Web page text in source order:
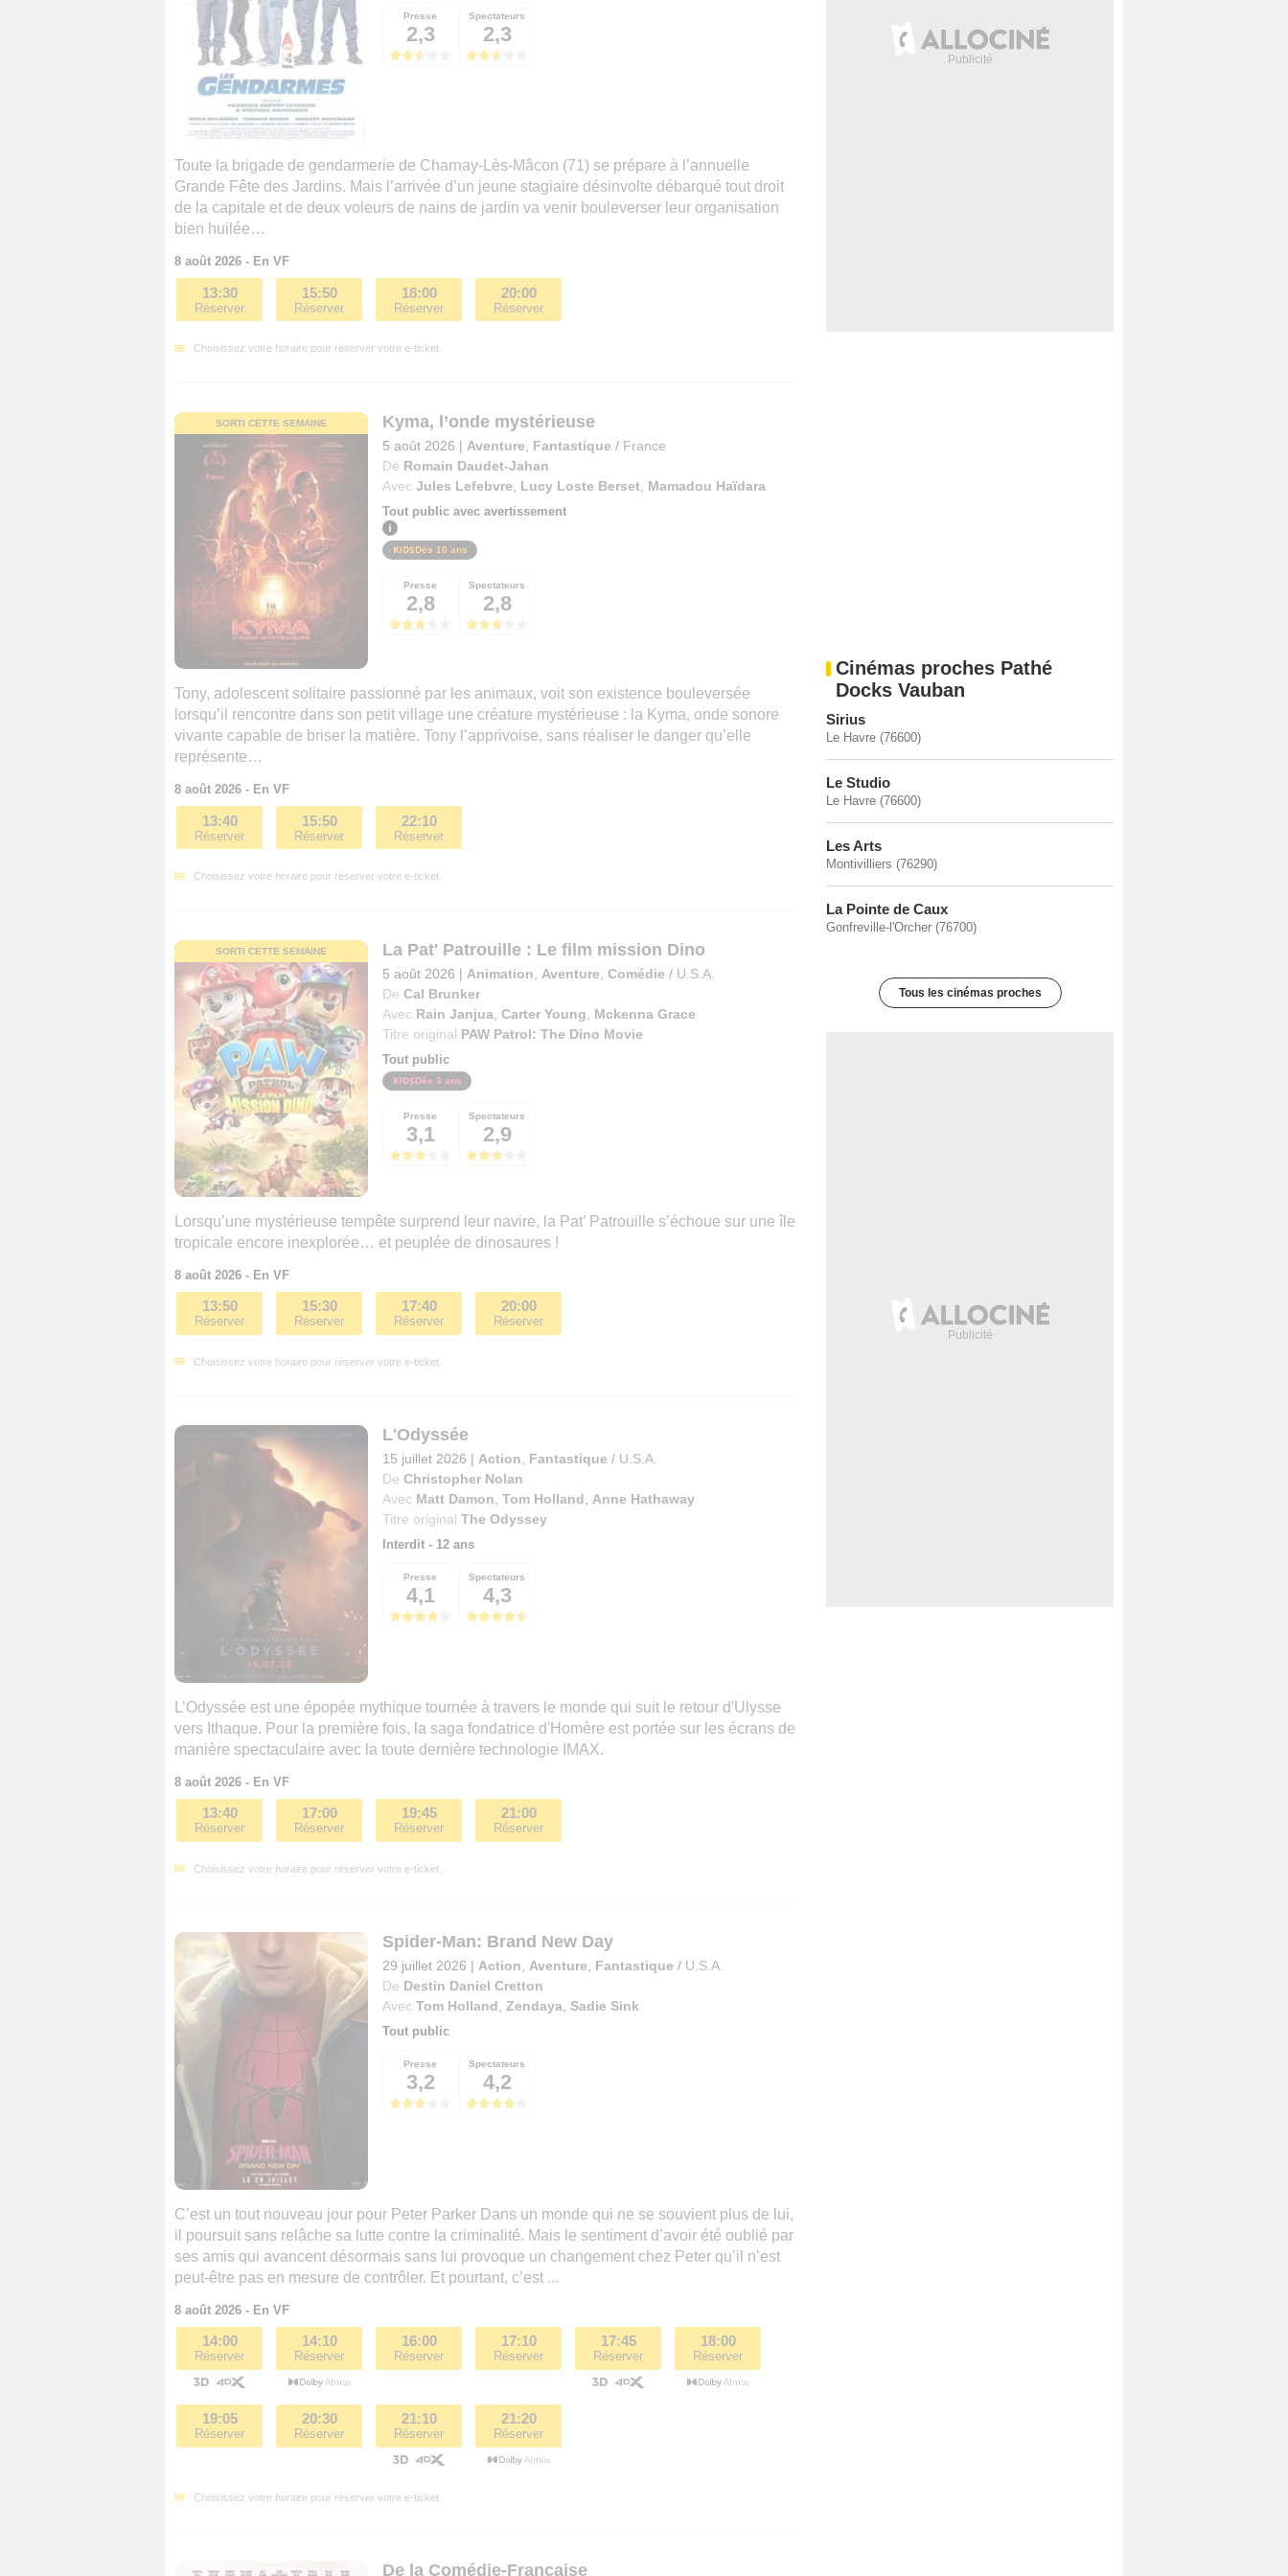
Presse
2,3
Spectateurs
2,3
Toute la brigade de gendarmerie de Charnay-Lès-Mâcon (71) se prépare à l’annuelle
Grande Fête des Jardins. Mais l’arrivée d’un jeune stagiaire désinvolte débarqué tout droit
de la capitale et de deux voleurs de nains de jardin va venir bouleverser leur organisation
bien huilée…
8 août 2026 - En VF
13:30
Réserver
15:50
Réserver
18:00
Réserver
20:00
Réserver
Choisissez votre horaire pour réserver votre e-ticket.
SORTI CETTE SEMAINE Kyma, l’onde mystérieuse
5 août 2026 | Aventure Fantastique / France
De Romain Daudet-Jahan
Avec Jules Lefebvre Lucy Loste Berset, Mamadou Haïdara
Tout public avec avertissement
Dès 10 ans
Presse
2,8
Spectateurs
2,8
Tony, adolescent solitaire passionné par les animaux, voit son existence bouleversée
lorsqu’il rencontre dans son petit village une créature mystérieuse : la Kyma, onde sonore
vivante capable de briser la matière. Tony l’apprivoise, sans réaliser le danger qu’elle
représente…
8 août 2026 - En VF
13:40
Réserver
15:50
Réserver
22:10
Réserver
Choisissez votre horaire pour réserver votre e-ticket.
SORTI CETTE SEMAINE La Pat' Patrouille : Le film mission Dino
5 août 2026 | Animation Aventure Comédie / U.S.A.
De Cal Brunker
Avec Rain Janjua Carter Young
Mckenna Grace
Titre original PAW Patrol: The Dino Movie
Tout public
Dès 3 ans
Presse
3,1
Spectateurs
2,9
Lorsqu’une mystérieuse tempête surprend leur navire, la Pat’ Patrouille s’échoue sur une île
tropicale encore inexplorée… et peuplée de dinosaures !
8 août 2026 - En VF
13:50
Réserver
15:30
Réserver
17:40
Réserver
20:00
Réserver
Choisissez votre horaire pour réserver votre e-ticket.
L'Odyssée
15 juillet 2026 | Action, Fantastique / U.S.A.
De Christopher Nolan
Avec Matt Damon, Tom Holland, Anne Hathaway
Titre original The Odyssey
Interdit - 12 ans
Presse
4,1
Spectateurs
4,3
L’Odyssée est une épopée mythique tournée à travers le monde qui suit le retour d'Ulysse
vers Ithaque. Pour la première fois, la saga fondatrice d'Homère est portée sur les écrans de
manière spectaculaire avec la toute dernière technologie IMAX.
8 août 2026 - En VF
13:40
Réserver
17:00
Réserver
19:45
Réserver
21:00
Réserver
Choisissez votre horaire pour réserver votre e-ticket.
Spider-Man: Brand New Day
29 juillet 2026 | Action, Aventure, Fantastique / U.S.A.
De Destin Daniel Cretton
Avec Tom Holland, Zendaya, Sadie Sink
Tout public
Presse
3,2
Spectateurs
4,2
C’est un tout nouveau jour pour Peter Parker Dans un monde qui ne se souvient plus de lui,
il poursuit sans relâche sa lutte contre la criminalité. Mais le sentiment d’avoir été oublié par
ses amis qui avancent désormais sans lui provoque un changement chez Peter qu’il n’est
peut-être pas en mesure de contrôler. Et pourtant, c’est ...
8 août 2026 - En VF
14:00
Réserver
14:10
Réserver
16:00
Réserver
17:10
Réserver
17:45
Réserver
18:00
Réserver
19:05
Réserver
20:30
Réserver
21:10
Réserver
21:20
Réserver
Choisissez votre horaire pour réserver votre e-ticket.
De la Comédie-Française
Cinémas proches Pathé
Docks Vauban
Sirius
Le Havre (76600)
Le Studio
Le Havre (76600)
Les Arts
Montivilliers (76290)
La Pointe de Caux
Gonfreville-l'Orcher (76700)
Tous les cinémas proches